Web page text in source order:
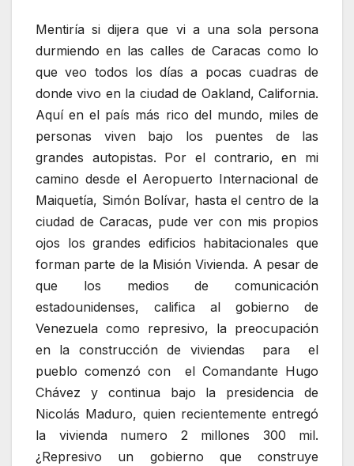
Mentiría si dijera que vi a una sola persona
durmiendo en las calles de Caracas como lo
que veo todos los días a pocas cuadras de
donde vivo en la ciudad de Oakland, California.
Aquí en el país más rico del mundo, miles de
personas viven bajo los puentes de las
grandes autopistas. Por el contrario, en mi
camino desde el Aeropuerto Internacional de
Maiquetía, Simón Bolívar, hasta el centro de la
ciudad de Caracas, pude ver con mis propios
ojos los grandes edificios habitacionales que
forman parte de la Misión Vivienda. A pesar de
que los medios de comunicación
estadounidenses, califica al gobierno de
Venezuela como represivo, la preocupación
en la construcción de viviendas para el
pueblo comenzó con el Comandante Hugo
Chávez y continua bajo la presidencia de
Nicolás Maduro, quien recientemente entregó
la vivienda numero 2 millones 300 mil.
¿Represivo un gobierno que construye